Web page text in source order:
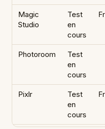
Magic
Studio
Test
en
cours
Photoroom
Test
en
cours
Pixlr
Test
en
cours